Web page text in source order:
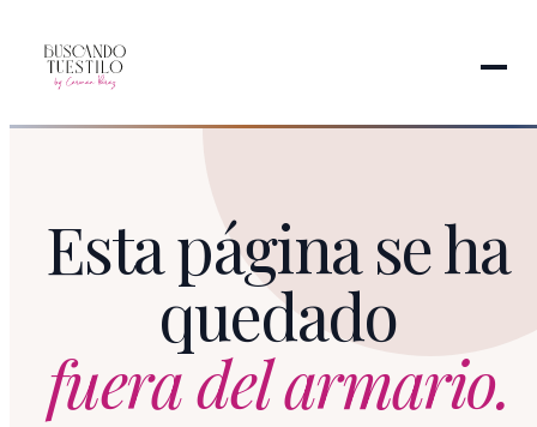
Esta página se ha
quedado
fuera del armario.